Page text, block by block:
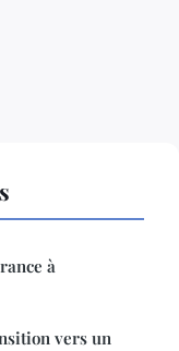
à
vers un